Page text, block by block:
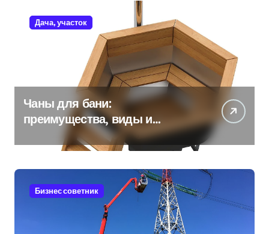
Дача, участок
Чаны для бани:
преимущества, виды и
особенности использования
Бизнес советник